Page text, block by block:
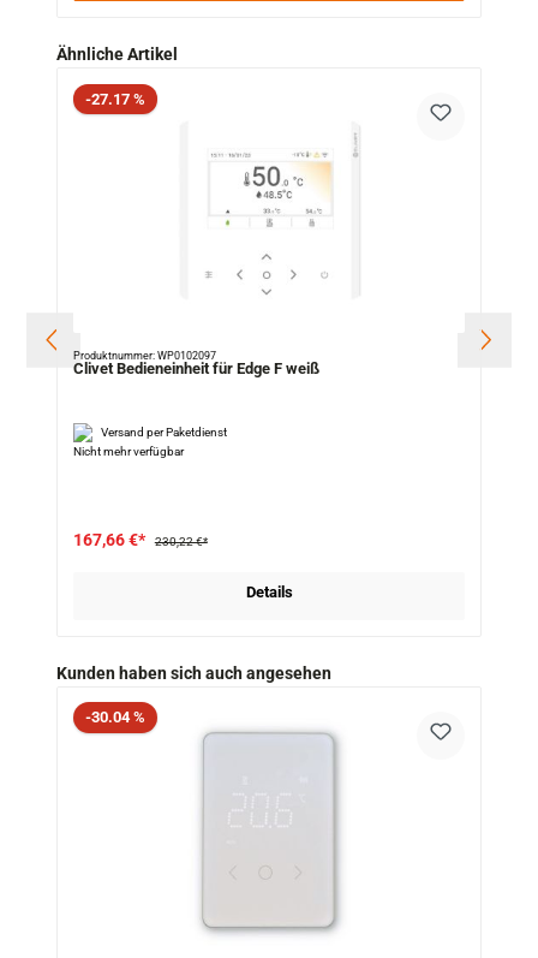
Produktgalerie überspringen
Ähnliche Artikel
Rabatt
-27.17 %
Produktnummer: WP0102097
Clivet Bedieneinheit für Edge F weiß
Versand per Paketdienst
Nicht mehr verfügbar
167,66 €* 230,22 €*
Details
Produktgalerie überspringen
Kunden haben sich auch angesehen
Rabatt
-30.04 %